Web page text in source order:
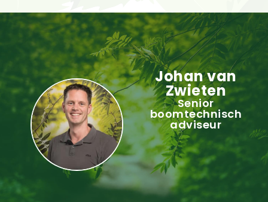
Johan van
Zwieten
Senior
boomtechnisch
adviseur